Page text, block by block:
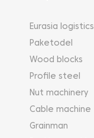
Eurasia logistics
Paketodel
Wood blocks
Profile steel
Nut machinery
Cable machine
Grainman